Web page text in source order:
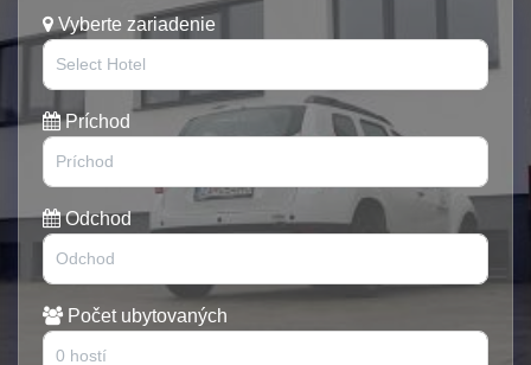
Vyberte zariadenie
Príchod
Odchod
Počet ubytovaných